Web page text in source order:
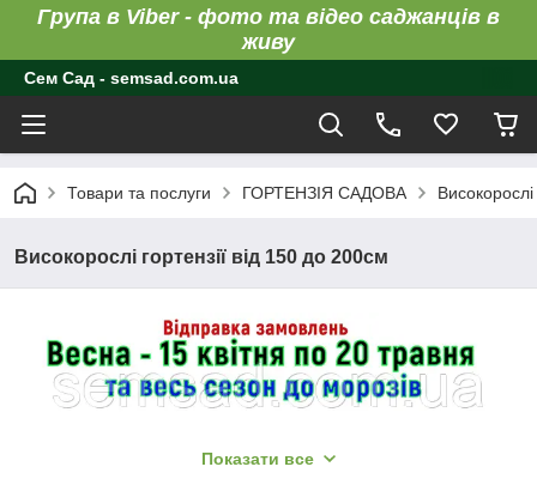
Група в Viber - фото та відео саджанців в
живу
Сем Сад - semsad.com.ua
Товари та послуги ГОРТЕНЗІЯ САДОВА
Високорослі гортензії від 150 до 200см
Показати все